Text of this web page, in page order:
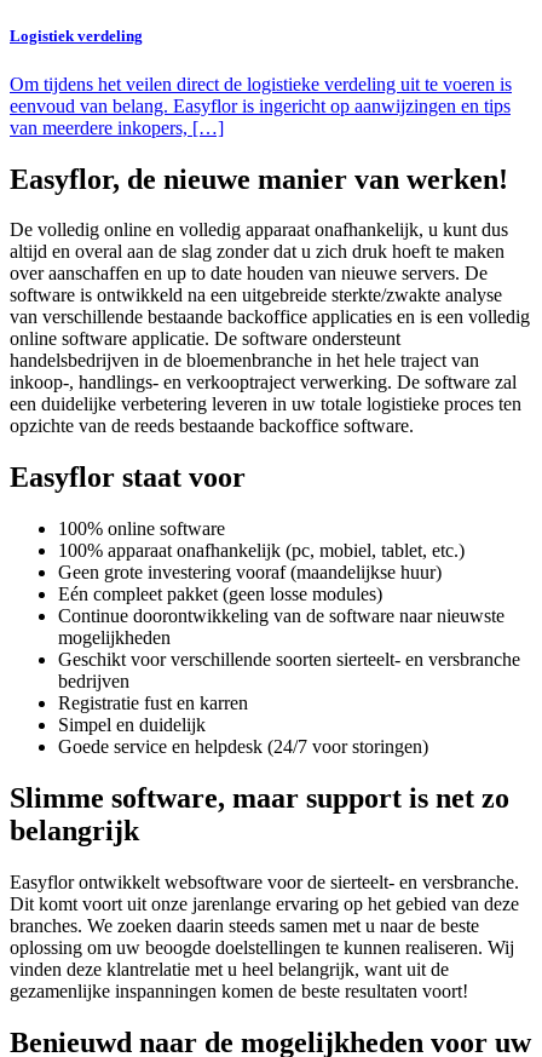
Logistiek verdeling
Om tijdens het veilen direct de logistieke verdeling uit te voeren is
eenvoud van belang. Easyflor is ingericht op aanwijzingen en tips
van meerdere inkopers, […]
Easyflor, de nieuwe manier van werken!
De volledig online en volledig apparaat onafhankelijk, u kunt dus
altijd en overal aan de slag zonder dat u zich druk hoeft te maken
over aanschaffen en up to date houden van nieuwe servers. De
software is ontwikkeld na een uitgebreide sterkte/zwakte analyse
van verschillende bestaande backoffice applicaties en is een volledig
online software applicatie. De software ondersteunt
handelsbedrijven in de bloemenbranche in het hele traject van
inkoop-, handlings- en verkooptraject verwerking. De software zal
een duidelijke verbetering leveren in uw totale logistieke proces ten
opzichte van de reeds bestaande backoffice software.
Easyflor staat voor
100% online software
100% apparaat onafhankelijk (pc, mobiel, tablet, etc.)
Geen grote investering vooraf (maandelijkse huur)
Eén compleet pakket (geen losse modules)
Continue doorontwikkeling van de software naar nieuwste
mogelijkheden
Geschikt voor verschillende soorten sierteelt- en versbranche
bedrijven
Registratie fust en karren
Simpel en duidelijk
Goede service en helpdesk (24/7 voor storingen)
Slimme software, maar support is net zo
belangrijk
Easyflor ontwikkelt websoftware voor de sierteelt- en versbranche.
Dit komt voort uit onze jarenlange ervaring op het gebied van deze
branches. We zoeken daarin steeds samen met u naar de beste
oplossing om uw beoogde doelstellingen te kunnen realiseren. Wij
vinden deze klantrelatie met u heel belangrijk, want uit de
gezamenlijke inspanningen komen de beste resultaten voort!
Benieuwd naar de mogelijkheden voor uw